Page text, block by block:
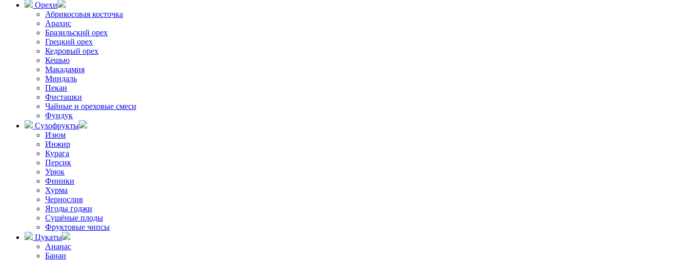
Орехи
Абрикосовая косточка
Арахис
Бразильский орех
Грецкий орех
Кедровый орех
Кешью
Макадамия
Миндаль
Пекан
Фисташки
Чайные и ореховые смеси
Фундук
Сухофрукты
Изюм
Инжир
Курага
Персик
Урюк
Финики
Хурма
Чернослив
Ягоды годжи
Сушёные плоды
Фруктовые чипсы
Цукаты
Ананас
Банан